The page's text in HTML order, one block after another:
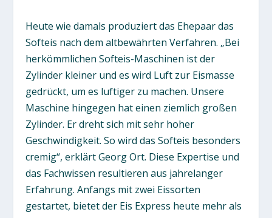
Heute wie damals produziert das Ehepaar das
Softeis nach dem altbewährten Verfahren. „Bei
herkömmlichen Softeis-Maschinen ist der
Zylinder kleiner und es wird Luft zur Eismasse
gedrückt, um es luftiger zu machen. Unsere
Maschine hingegen hat einen ziemlich großen
Zylinder. Er dreht sich mit sehr hoher
Geschwindigkeit. So wird das Softeis besonders
cremig“, erklärt Georg Ort. Diese Expertise und
das Fachwissen resultieren aus jahrelanger
Erfahrung. Anfangs mit zwei Eissorten
gestartet, bietet der Eis Express heute mehr als